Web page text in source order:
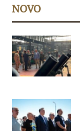
NOVO